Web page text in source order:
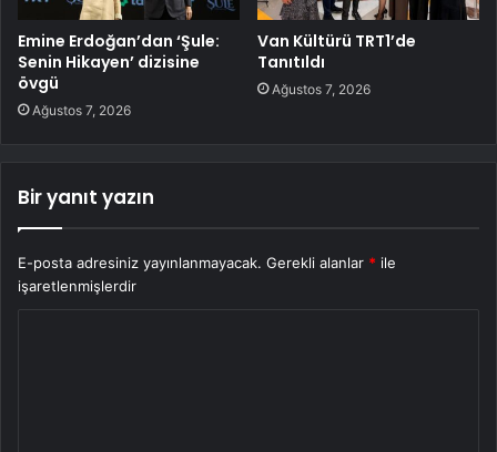
Emine Erdoğan’dan ‘Şule:
Senin Hikayen’ dizisine
övgü
Ağustos 7, 2026
Van Kültürü TRT1’de
Tanıtıldı
Ağustos 7, 2026
Bir yanıt yazın
E-posta adresiniz yayınlanmayacak. Gerekli alanlar * ile
işaretlenmişlerdir